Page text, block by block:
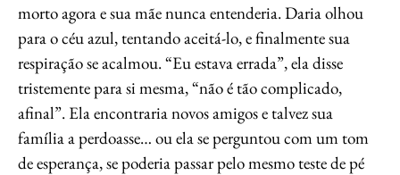
morto agora e sua mãe nunca entenderia. Daria olhou
para o céu azul, tentando aceitá-lo, e finalmente sua
respiração se acalmou. “Eu estava errada”, ela disse
tristemente para si mesma, “não é tão complicado,
afinal”. Ela encontraria novos amigos e talvez sua
família a perdoasse… ou ela se perguntou com um tom
de esperança, se poderia passar pelo mesmo teste de pé